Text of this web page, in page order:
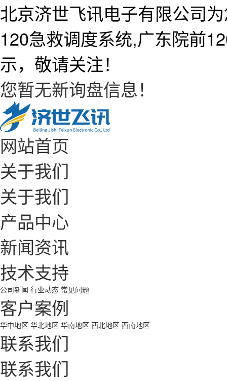
北京济世飞讯电子有限公司
120急救调度系统,广东院前
示，敬请关注！
您暂无新询盘信息！
网站首页
关于我们
关于我们
产品中心
新闻资讯
技术支持
公司新闻 行业动态 常见问题
客户案例
华中地区 华北地区 华南地区 西北地区 西南地区
联系我们
联系我们